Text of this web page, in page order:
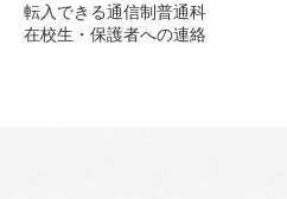
転入できる通信制普通科
在校生・保護者への連絡